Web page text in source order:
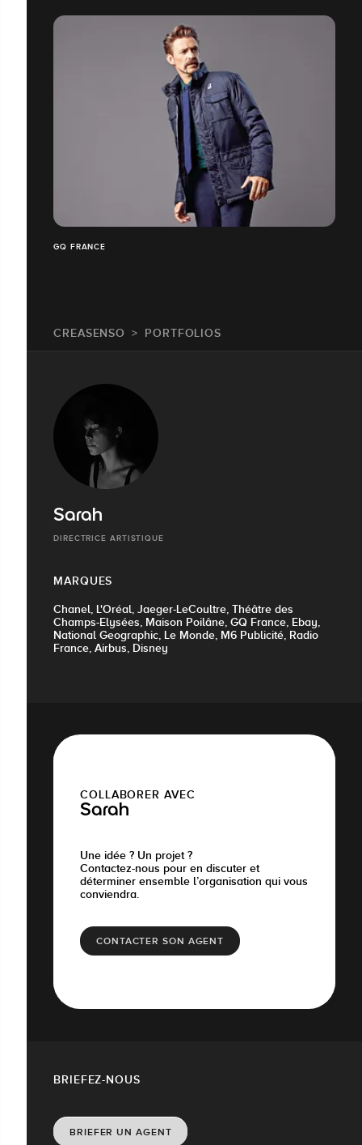
GQ FRANCE
CREASENSO PORTFOLIOS
Sarah
DIRECTRICE ARTISTIQUE
MARQUES
Chanel, L'Oréal, Jaeger-LeCoultre, Théâtre des
Champs-Elysées, Maison Poilâne, GQ France, Ebay,
National Geographic, Le Monde, M6 Publicité, Radio
France, Airbus, Disney
COLLABORER AVEC
Sarah
Une idée ? Un projet ?
Contactez-nous pour en discuter et
déterminer ensemble l’organisation qui vous
conviendra.
CONTACTER SON AGENT
BRIEFEZ-NOUS
BRIEFER UN AGENT